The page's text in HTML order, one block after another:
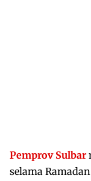
Pemprov Sulbar
selama